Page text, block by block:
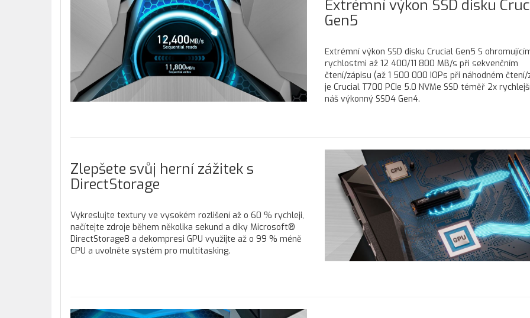
Extrémní výkon SSD disku
Gen5
Extrémní výkon SSD disku Crucial Gen5 S
rychlostmi až 12 400/11 800 MB/s při sekvenčním
čtení/zápisu (až 1 500 000 IOPs při náhodném čtení/
je Crucial T700 PCIe 5.0 NVMe SSD téměř 2x
náš výkonný SSD4 Gen4.
Zlepšete svůj herní zážitek s
DirectStorage
Vykreslujte textury ve vysokém rozlišení až o 60 % rychleji,
načítejte zdroje během několika sekund a díky Microsoft®
DirectStorage8 a dekompresi GPU využijte až o 99 % méně
CPU a uvolněte systém pro multitasking.